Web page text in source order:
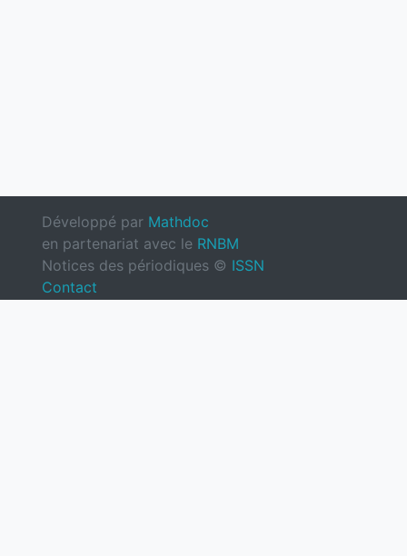
Développé par Mathdoc
en partenariat avec le RNBM
Notices des périodiques © ISSN
Contact